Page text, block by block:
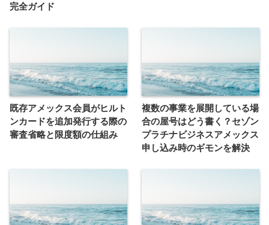
完全ガイド
既存アメックス会員がヒルト
ンカードを追加発行する際の
審査省略と限度額の仕組み
複数の事業を展開している場
合の屋号はどう書く？セゾン
プラチナビジネスアメックス
申し込み時のギモンを解決